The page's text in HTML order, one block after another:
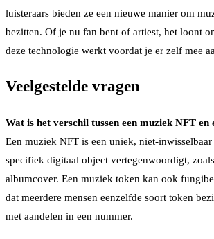
luisteraars bieden ze een nieuwe manier om
bezitten. Of je nu fan bent of artiest, het loont
deze technologie werkt voordat je er zelf mee
Veelgestelde vragen
Wat is het verschil tussen een muziek NFT en
Een muziek NFT is een uniek, niet-inwisselbaar
specifiek digitaal object vertegenwoordigt,
albumcover. Een muziek token kan ook
dat meerdere mensen eenzelfde soort token
met aandelen in een nummer.